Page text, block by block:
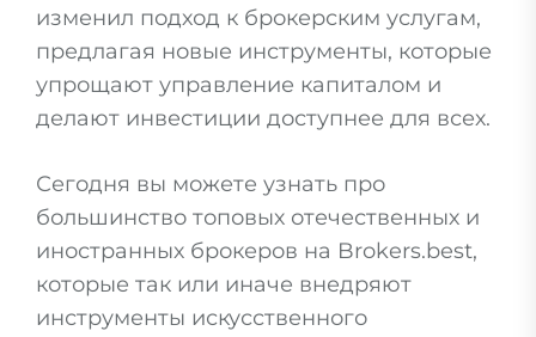
изменил подход к брокерским услугам,
предлагая новые инструменты, которые
упрощают управление капиталом и
делают инвестиции доступнее для всех.
Сегодня вы можете узнать про
большинство топовых отечественных и
иностранных брокеров на Brokers.best,
которые так или иначе внедряют
инструменты искусственного